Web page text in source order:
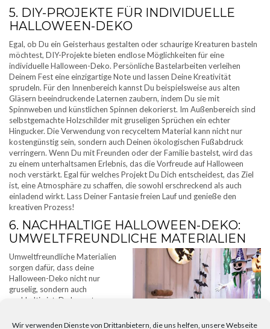
Wir verwenden Dienste von Drittanbietern, die uns helfen, unsere Webseite
5. DIY-PROJEKTE FÜR INDIVIDUELLE
HALLOWEEN-DEKO
Egal, ob Du ein Geisterhaus gestalten oder schaurige Kreaturen basteln
möchtest, DIY-Projekte bieten endlose Möglichkeiten für eine
individuelle Halloween-Deko. Persönliche Bastelarbeiten verleihen
Deinem Fest eine einzigartige Note und lassen Deine Kreativität
sprudeln. Für den Innenbereich kannst Du beispielsweise aus alten
Gläsern beeindruckende Laternen zaubern, indem Du sie mit
Spinnweben und künstlichen Spinnen dekorierst. Im Außenbereich sind
selbstgemachte Holzschilder mit gruseligen Sprüchen ein echter
Hingucker. Die Verwendung von recyceltem Material kann nicht nur
kostengünstig sein, sondern auch Deinen ökologischen Fußabdruck
verringern. Wenn Du mit Freunden oder der Familie bastelst, wird das
zu einem unterhaltsamen Erlebnis, das die Vorfreude auf Halloween
noch verstärkt. Egal für welches Projekt Du Dich entscheidest, das Ziel
ist, eine Atmosphäre zu schaffen, die sowohl erschreckend als auch
einladend wirkt. Lass Deiner Fantasie freien Lauf und genieße den
kreativen Prozess!
6. NACHHALTIGE HALLOWEEN-DEKO:
UMWELTFREUNDLICHE MATERIALIEN
Umweltfreundliche Materialien
sorgen dafür, dass deine
Halloween-Deko nicht nur
gruselig, sondern auch
nachhaltig ist. Du kannst zum
Zeitungen verwenden, um